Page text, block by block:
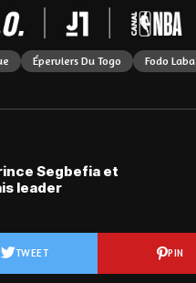
Éperviers Du Togo Fodo Laba
Segbefia et
leader
TWEET PIN